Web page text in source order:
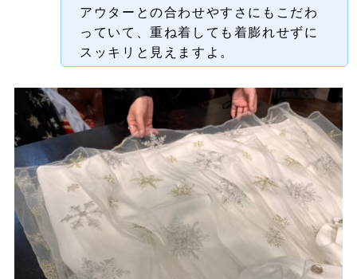
アウターとの合わせやすさにもこだわ
っていて、重ね着しても着膨れせずに
スッキリと見えますよ。